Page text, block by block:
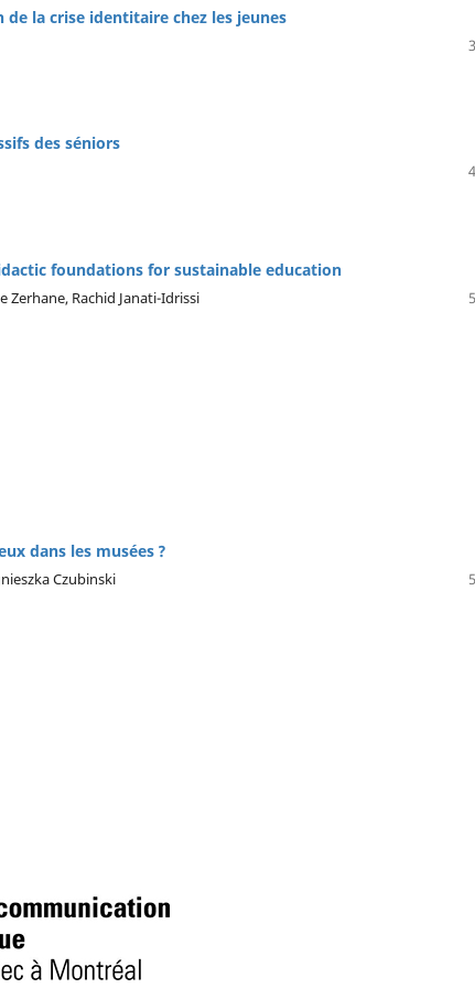
la crise identitaire chez les jeunes
des séniors
foundations for sustainable education
Rachid Janati-Idrissi
dans les musées ?
Czubinski